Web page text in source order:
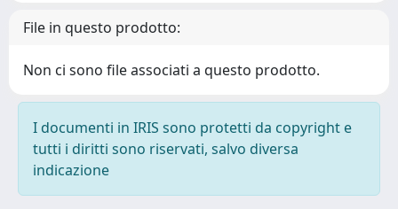
File in questo prodotto:
Non ci sono file associati a questo prodotto.
I documenti in IRIS sono protetti da copyright e
tutti i diritti sono riservati, salvo diversa
indicazione